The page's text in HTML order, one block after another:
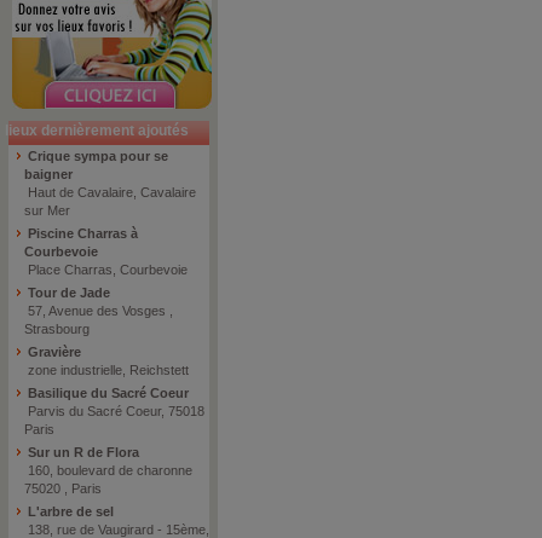
lieux dernièrement ajoutés
Crique sympa pour se
baigner
Haut de Cavalaire, Cavalaire
sur Mer
Piscine Charras à
Courbevoie
Place Charras, Courbevoie
Tour de Jade
57, Avenue des Vosges ,
Strasbourg
Gravière
zone industrielle, Reichstett
Basilique du Sacré Coeur
Parvis du Sacré Coeur, 75018
Paris
Sur un R de Flora
160, boulevard de charonne
75020 , Paris
L'arbre de sel
138, rue de Vaugirard - 15ème,